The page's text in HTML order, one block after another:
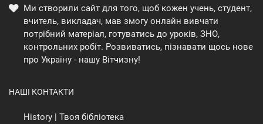
Ми створили сайт для того, щоб кожен учень, студент,
вчитель, викладач, мав змогу онлайн вивчати
потрібний матеріал, готуватись до уроків, ЗНО,
контрольних робіт. Розвиватись, пізнавати щось нове
про Україну - нашу Вітчизну!
НАШІ КОНТАКТИ
History | Твоя бібліотека